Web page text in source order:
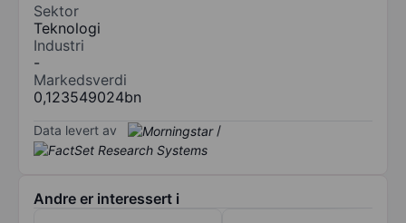
Sektor
Teknologi
Industri
-
Markedsverdi
0,123549024bn
Data levert av /
Andre er interessert i